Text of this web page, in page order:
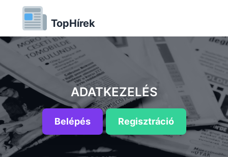
TopHírek
ADATKEZELÉS
Belépés Regisztráció